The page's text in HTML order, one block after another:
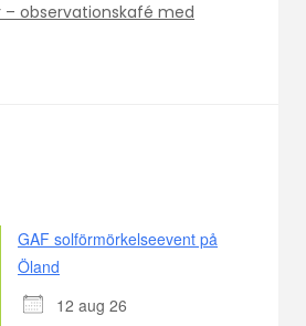
– observationskafé med
GAF solförmörkelseevent på
Öland
12 aug 26